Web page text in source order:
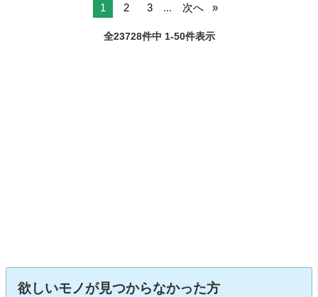
1 2 3 ... 次へ
全23728件中 1-50件表示
欲しいモノが見つからなかった方